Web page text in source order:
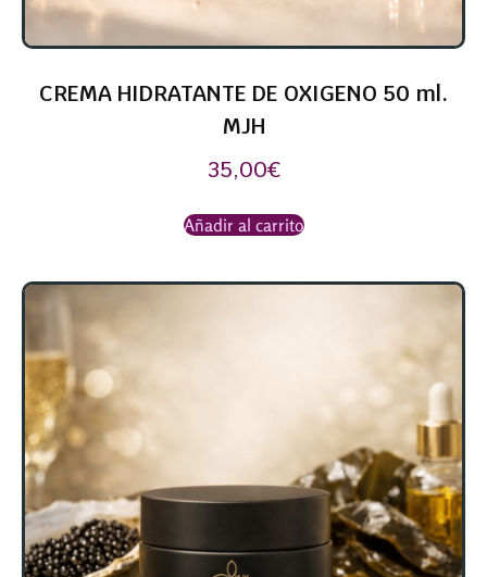
CREMA HIDRATANTE DE OXIGENO 50 ml.
MJH
35,00€
Añadir al carrito